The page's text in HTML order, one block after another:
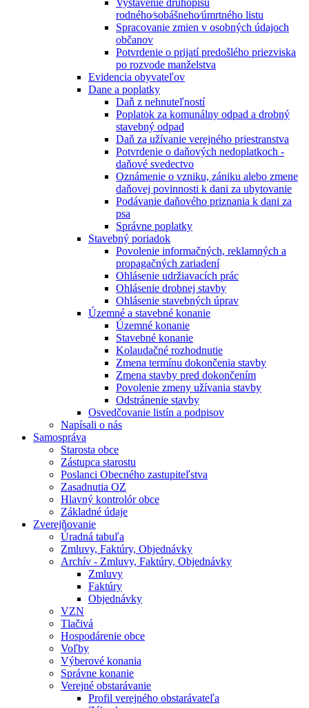
Vystavenie druhopisu
rodného⁄sobášneho⁄úmrtného listu
Spracovanie zmien v osobných údajoch
občanov
Potvrdenie o prijatí predošlého priezviska
po rozvode manželstva
Evidencia obyvateľov
Dane a poplatky
Daň z nehnuteľností
Poplatok za komunálny odpad a drobný
stavebný odpad
Daň za užívanie verejného priestranstva
Potvrdenie o daňových nedoplatkoch -
daňové svedectvo
Oznámenie o vzniku, zániku alebo zmene
daňovej povinnosti k dani za ubytovanie
Podávanie daňového priznania k dani za
psa
Správne poplatky
Stavebný poriadok
Povolenie informačných, reklamných a
propagačných zariadení
Ohlásenie udržiavacích prác
Ohlásenie drobnej stavby
Ohlásenie stavebných úprav
Územné a stavebné konanie
Územné konanie
Stavebné konanie
Kolaudačné rozhodnutie
Zmena termínu dokončenia stavby
Zmena stavby pred dokončením
Povolenie zmeny užívania stavby
Odstránenie stavby
Osvedčovanie listín a podpisov
Napísali o nás
Samospráva
Starosta obce
Zástupca starostu
Poslanci Obecného zastupiteľstva
Zasadnutia OZ
Hlavný kontrolór obce
Základné údaje
Zverejňovanie
Úradná tabuľa
Zmluvy, Faktúry, Objednávky
Archív - Zmluvy, Faktúry, Objednávky
Zmluvy
Faktúry
Objednávky
VZN
Tlačivá
Hospodárenie obce
Voľby
Výberové konania
Správne konanie
Verejné obstarávanie
Profil verejného obstarávateľa